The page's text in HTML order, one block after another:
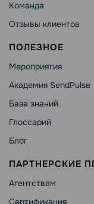
Команда
Отзывы клиентов
ПОЛЕЗНОЕ
Мероприятия
Академия SendPulse
База знаний
Глоссарий
Блог
ПАРТНЕРСКИЕ
Агентствам
Сертификация